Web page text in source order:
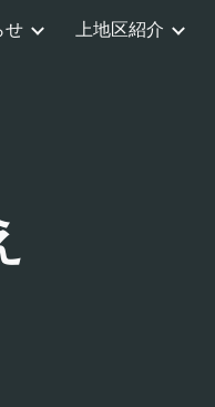
navigation
せ 上地区紹介